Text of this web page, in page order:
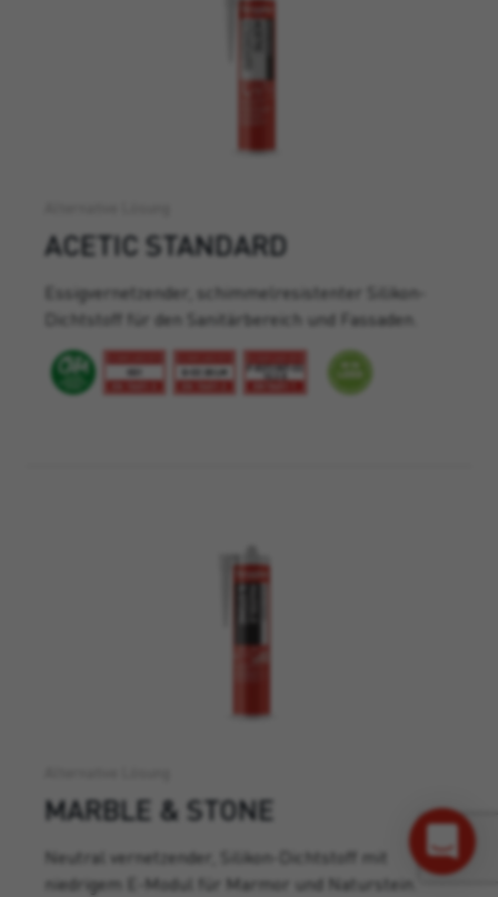
ACETIC STANDARD
Essigvernetzender, schimmelresistenter Silikon-
Dichtstoff für den Sanitärbereich und Fassaden.
MARBLE & STONE
Neutral vernetzender, Silikon-Dichtstoff mit
niedrigem E-Modul für Marmor und Naturstein.